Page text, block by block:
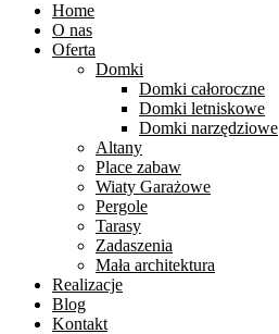
Home
O nas
Oferta
Domki
Domki całoroczne
Domki letniskowe
Domki narzędziowe
Altany
Place zabaw
Wiaty Garażowe
Pergole
Tarasy
Zadaszenia
Mała architektura
Realizacje
Blog
Kontakt